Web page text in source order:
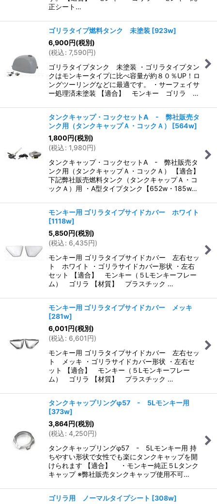
正シート…
ゴリラタイプ燃料タンク 未塗装 [923w]
6,900円(税別)
(税込: 7,590円)
ゴリラタイプタンク 未塗装 ・ゴリラタイプタン
クはモンキータイプに比べ容量が約８０％UP！ロ
ングツーリングなどに最適です。 ・サーフェイサ
ー処理済未塗装 【適合】 モンキー ゴリラ …
タンクキャップ・コックセットA - 弊社販売タ
ンク用（タンクキャップＡ・コックＡ）
[564w]
1,800円(税別)
(税込: 1,980円)
タンクキャップ・コックセットA - 弊社販売タ
ンク用（タンクキャップＡ・コックＡ） 【適合】
下記弊社販売燃料タンク（タンクキャップＡ・コ
ックＡ）用 ・A型タイプタンク【652w・185w…
モンキー用 ゴリラタイプサイドカバー ホワイト
[1118w]
5,850円(税別)
(税込: 6,435円)
モンキー用 ゴリラタイプサイドカバー 左右セッ
ト ホワイト ・ゴリラサイドカバー形状 ・左右
セット 【適合】 モンキー（５Lモンキーフレー
ム） ゴリラ 【材質】 プラスチック …
モンキー用 ゴリラタイプサイドカバー メッキ
[281w]
6,001円(税別)
(税込: 6,601円)
モンキー用 ゴリラタイプサイドカバー 左右セッ
ト メッキ ・ゴリラサイドカバー形状 ・左右セ
ット 【適合】 モンキー（５Lモンキーフレー
ム） ゴリラ 【材質】 プラスチック …
タンクキャップリングφ57 - 5Lモンキー用
[373w]
3,864円(税別)
(税込: 4,250円)
タンクキャップリングφ57 - 5Lモンキー用 持
ちやすい形状で女性でも楽にタンクキャップを開
けられます 【適合】 ・モンキー純正５Lタンク
キャップ ※弊社販売タンクキャップ使用不可…
ゴリラ用 ノーマルタイプシート [308w]